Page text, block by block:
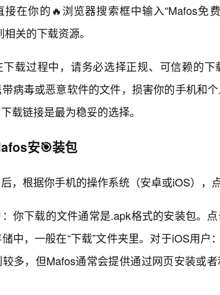
在你的🔥浏览器搜索框中输入“Mafos免
关的下载资源。
下载过程中，请务必选择正规、可信赖的
病毒或恶意软件的文件，损害你的手机和个
载链接是最为稳妥的选择。
安🎯装包
，根据你手机的操作系统（安卓或iOS），
你下载的文件通常是.apk格式的安装包。
中，一般在“下载”文件夹里。对于iOS用户
多，但Mafos通常会提供通过网页安装或